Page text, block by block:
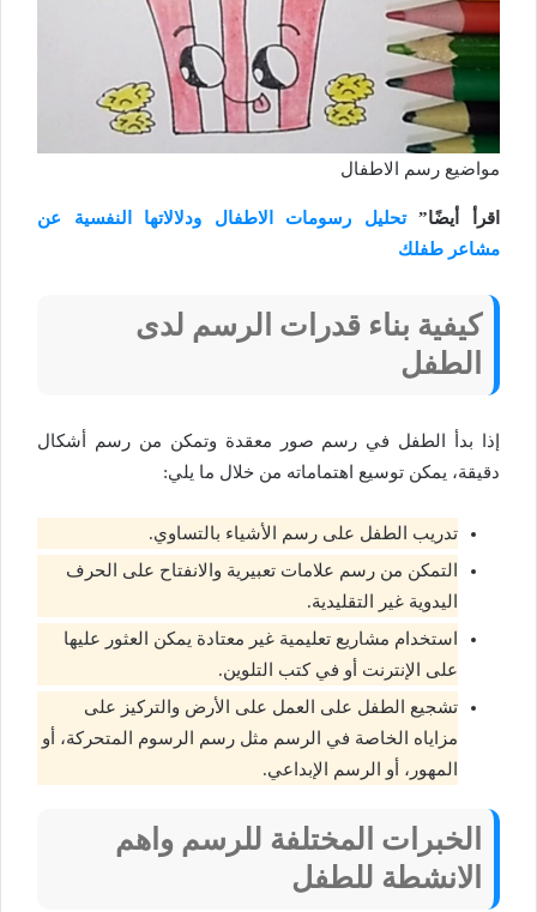
مواضيع رسم الاطفال
اقرأ أيضًا”تحليل رسومات الاطفال ودلالاتها النفسية عن
مشاعر طفلك
كيفية بناء قدرات الرسم لدى
الطفل
إذا بدأ الطفل في رسم صور معقدة وتمكن من رسم أشكال
دقيقة، يمكن توسيع اهتماماته من خلال ما يلي:
تدريب الطفل على رسم الأشياء بالتساوي.
التمكن من رسم علامات تعبيرية والانفتاح على الحرف
اليدوية غير التقليدية.
استخدام مشاريع تعليمية غير معتادة يمكن العثور عليها
على الإنترنت أو في كتب التلوين.
تشجيع الطفل على العمل على الأرض والتركيز على
مزاياه الخاصة في الرسم مثل رسم الرسوم المتحركة، أو
المهور، أو الرسم الإبداعي.
الخبرات المختلفة للرسم واهم
الانشطة للطفل